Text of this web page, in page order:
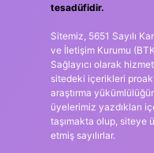
tesadüfidir.
Sitemiz, 5651 Sayılı
ve İletişim Kurumu
Sağlayıcı olarak
sitedeki içerikleri
araştırma
üyelerimiz yazdıkları
taşımakta olup, siteye
etmiş sayılırlar.